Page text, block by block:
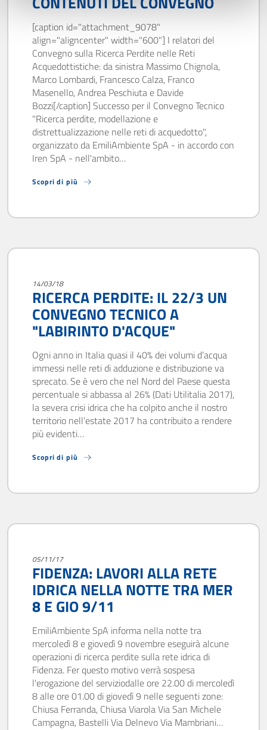
[caption id="attachment_9078"
align="aligncenter" width="600"] I relatori del
Convegno sulla Ricerca Perdite nelle Reti
Acquedottistiche: da sinistra Massimo Chignola,
Marco Lombardi, Francesco Calza, Franco
Masenello, Andrea Peschiuta e Davide
Bozzi[/caption] Successo per il Convegno Tecnico
"Ricerca perdite, modellazione e
distrettualizzazione nelle reti di acquedotto",
organizzato da EmiliAmbiente SpA - in accordo con
Iren SpA - nell'ambito…
Scopri di più
14/03/18
RICERCA PERDITE: IL 22/3 UN
CONVEGNO TECNICO A
"LABIRINTO D'ACQUE"
Ogni anno in Italia quasi il 40% dei volumi d’acqua
immessi nelle reti di adduzione e distribuzione va
sprecato. Se è vero che nel Nord del Paese questa
percentuale si abbassa al 26% (Dati Utilitalia 2017),
la severa crisi idrica che ha colpito anche il nostro
territorio nell’estate 2017 ha contribuito a rendere
più evidenti…
Scopri di più
05/11/17
FIDENZA: LAVORI ALLA RETE
IDRICA NELLA NOTTE TRA MER
8 E GIO 9/11
EmiliAmbiente SpA informa nella notte tra
mercoledì 8 e giovedì 9 novembre eseguirà alcune
operazioni di ricerca perdite sulla rete idrica di
Fidenza. Fer questo motivo verrà sospesa
l'erogazione del serviziodalle ore 22.00 di mercoledì
8 alle ore 01.00 di giovedì 9 nelle seguenti zone:
Chiusa Ferranda, Chiusa Viarola Via San Michele
Campagna, Bastelli Via Delnevo Via Mambriani…